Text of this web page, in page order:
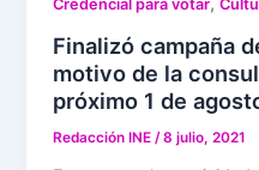
Credencial para votar
Finalizó campaña
motivo de la
próximo 1 de
Redacción INE /8 julio, 2021